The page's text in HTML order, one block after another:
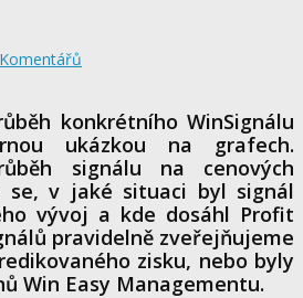
konkrétního WinSignálu
ukázkou na grafech.
signálu na cenových
se, v jaké situaci byl signál
vývoj a kde dosáhl Profit
pravidelně zveřejňujeme
zisku, nebo byly
Win Easy Managementu.